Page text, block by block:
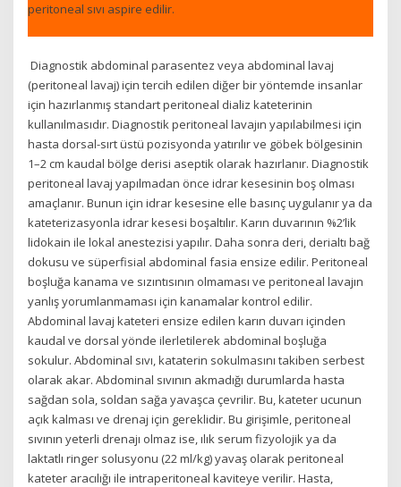
peritoneal sıvı aspire edilir.
Diagnostik abdominal parasentez veya abdominal lavaj
(peritoneal lavaj) için tercih edilen diğer bir yöntemde insanlar
için hazırlanmış standart peritoneal dializ kateterinin
kullanılmasıdır. Diagnostik peritoneal lavajın yapılabilmesi için
hasta dorsal-sırt üstü pozisyonda yatırılır ve göbek bölgesinin
1–2 cm kaudal bölge derisi aseptik olarak hazırlanır. Diagnostik
peritoneal lavaj yapılmadan önce idrar kesesinin boş olması
amaçlanır. Bunun için idrar kesesine elle basınç uygulanır ya da
kateterizasyonla idrar kesesi boşaltılır. Karın duvarının %2’lik
lidokain ile lokal anestezisi yapılır. Daha sonra deri, derialtı bağ
dokusu ve süperfisial abdominal fasia ensize edilir. Peritoneal
boşluğa kanama ve sızıntısının olmaması ve peritoneal lavajın
yanlış yorumlanmaması için kanamalar kontrol edilir.
Abdominal lavaj kateteri ensize edilen karın duvarı içinden
kaudal ve dorsal yönde ilerletilerek abdominal boşluğa
sokulur. Abdominal sıvı, kataterin sokulmasını takiben serbest
olarak akar. Abdominal sıvının akmadığı durumlarda hasta
sağdan sola, soldan sağa yavaşca çevrilir. Bu, kateter ucunun
açık kalması ve drenaj için gereklidir. Bu girişimle, peritoneal
sıvının yeterli drenajı olmaz ise, ılık serum fizyolojik ya da
laktatlı ringer solusyonu (22 ml/kg) yavaş olarak peritoneal
kateter aracılığı ile intraperitoneal kaviteye verilir. Hasta,